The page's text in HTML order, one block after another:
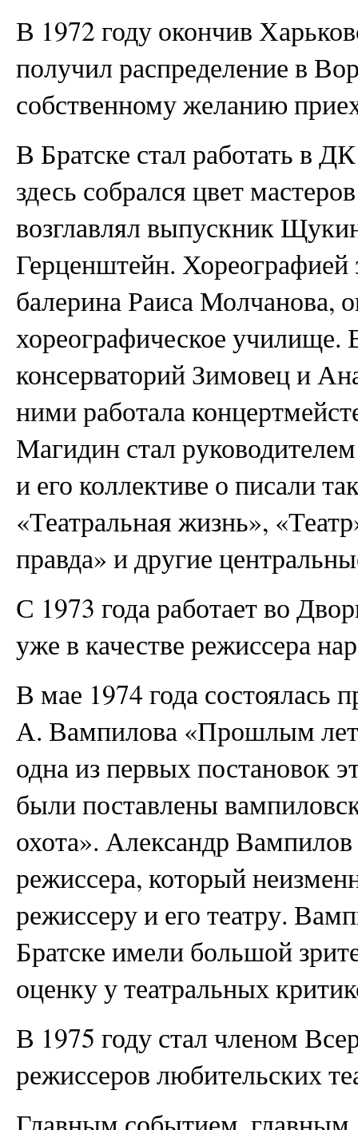
В 1972 году окончив
получил распределение в
собственному желанию
В Братске стал работать в
здесь собрался цвет
возглавлял выпускник
Герценштейн. Хореографией
балерина Раиса Молчанова,
хореографическое
консерваторий Зимовец и
ними работала
Магидин стал
и его коллективе о писали
«Театральная жизнь»,
правда» и другие
С 1973 года работает во
уже в качестве режиссера
В мае 1974 года состоялась
А. Вампилова «Прошлым
одна из первых постановок
были поставлены
охота». Александр
режиссера, который
режиссеру и его театру.
Братске имели большой
оценку у театральных
В 1975 году стал членом
режиссеров любительских